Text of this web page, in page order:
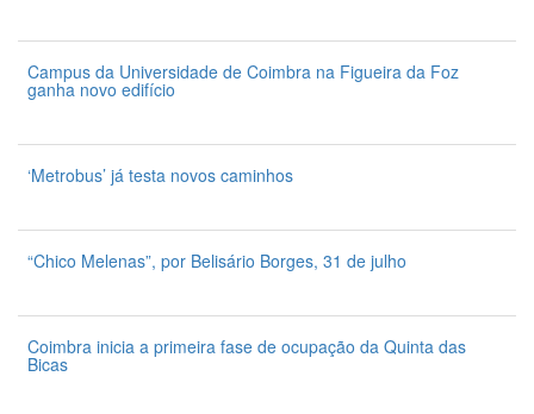
Campus da Universidade de Coimbra na Figueira da Foz
ganha novo edifício
‘Metrobus’ já testa novos caminhos
“Chico Melenas”, por Belisário Borges, 31 de julho
Coimbra inicia a primeira fase de ocupação da Quinta das
Bicas